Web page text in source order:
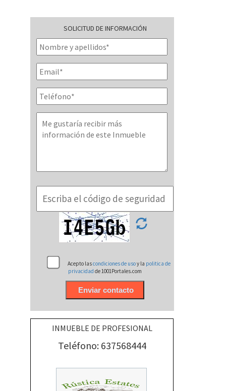
SOLICITUD DE INFORMACIÓN
Acepto lascondiciones de usoy la politica de
privacidadde 1001Portales.com
INMUEBLE DE PROFESIONAL
Teléfono: 637568444